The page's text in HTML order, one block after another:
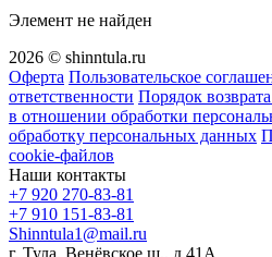
Элемент не найден
2026 © shinntula.ru
Оферта Пользовательское
ответственности Порядок
в отношении обработки
обработку персональных данных
cookie-файлов
Наши контакты
+7 920 270-83-81
+7 910 151-83-81
Shinntula1@mail.ru
г. Тула, Венёвское ш., д.41А